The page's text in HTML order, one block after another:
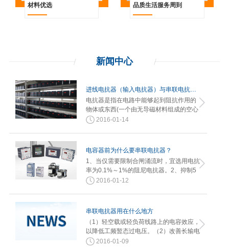
材料优选 品质生活服务周到
新闻 中心
电抗器是指在电路中能够起到阻抗作用的
物体或东西(一个由无导磁材料组成的空心
线圈)。进线电抗器（或称输入电…
2016-01-14
电容器前为什么要串联电抗器？
1、当仅需要限制合闸涌流时，宜选用电抗
率为0.1%～1%的阻尼电抗器。2、抑制5
次及以上谐波电压放大，宜选用电…
2016-01-12
串联电抗器用在什么地方
（1）轻空载或轻负荷线路上的电容效应，
以降低工频暂态过电压。（2）改善长输电
线路上的电压分布。（3）使轻…
2016-01-09